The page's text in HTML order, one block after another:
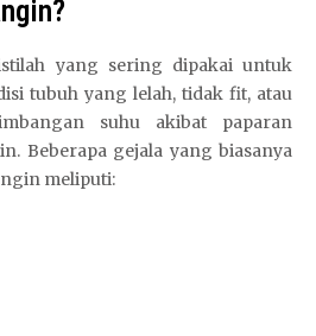
yang sering dipakai untuk
tubuh yang lelah, tidak fit, atau
suhu akibat paparan
Beberapa gejala yang biasanya
meliputi: